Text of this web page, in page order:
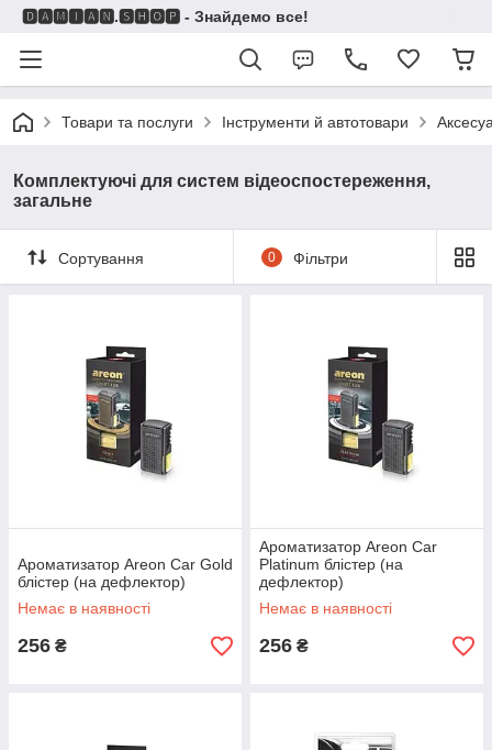
🅳🅰🅼🅸🅰🅽.🆂🅷🅾🅿 - Знайдемо все!
Товари та послуги Інструменти й автотовари
Комплектуючі для систем відеоспостереження,
загальне
Сортування 0 Фільтри
Ароматизатор Areon Car Gold
блістер (на дефлектор)
Немає в наявності
256 ₴
Ароматизатор Areon Car
Platinum блістер (на
дефлектор)
Немає в наявності
256 ₴